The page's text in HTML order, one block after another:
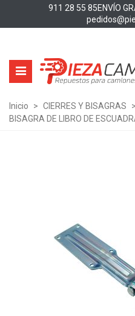
911 28 55 85ENVÍO
Inicio > CIERRES Y BISAGRAS >
BISAGRA DE LIBRO DE